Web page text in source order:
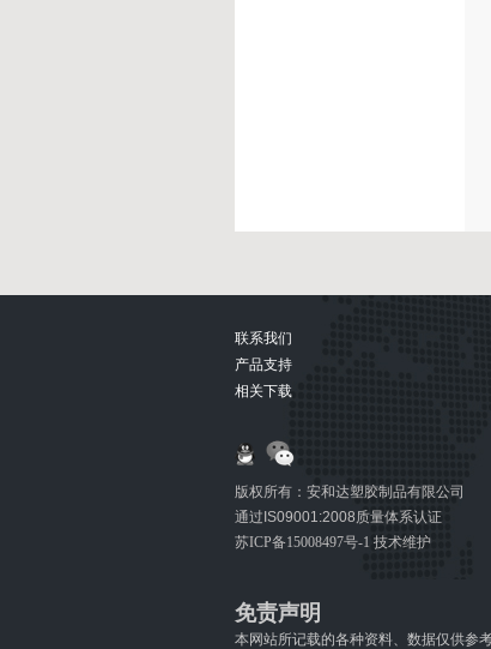
联系我们
产品支持
相关下载
版权所有：安和达塑胶制品有限公司
通过IS09001:2008质量体系认证
苏ICP备15008497号-1 技术维护
免责声明
本网站所记载的各种资料、数据仅供参